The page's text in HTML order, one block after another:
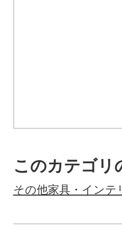
このカテゴリ
その他家具・インテ